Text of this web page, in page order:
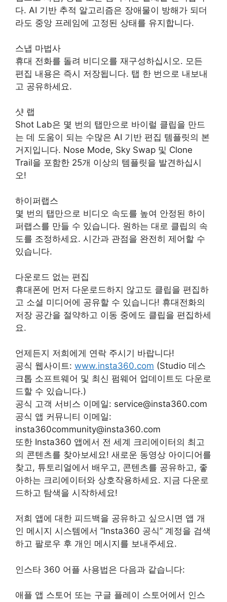
다. AI 기반 추적 알고리즘은 장애물이 방해가 되더
라도 중앙 프레임에 고정된 상태를 유지합니다.
스냅 마법사
휴대 전화를 돌려 비디오를 재구성하십시오. 모든
편집 내용은 즉시 저장됩니다. 탭 한 번으로 내보내
고 공유하세요.
샷 랩
Shot Lab은 몇 번의 탭만으로 바이럴 클립을 만드
는 데 도움이 되는 수많은 AI 기반 편집 템플릿의 본
거지입니다. Nose Mode, Sky Swap 및 Clone
Trail을 포함한 25개 이상의 템플릿을 발견하십시
오!
하이퍼랩스
몇 번의 탭만으로 비디오 속도를 높여 안정된 하이
퍼랩스를 만들 수 있습니다. 원하는 대로 클립의 속
도를 조정하세요. 시간과 관점을 완전히 제어할 수
있습니다.
다운로드 없는 편집
휴대폰에 먼저 다운로드하지 않고도 클립을 편집하
고 소셜 미디어에 공유할 수 있습니다! 휴대전화의
저장 공간을 절약하고 이동 중에도 클립을 편집하세
요.
언제든지 저희에게 연락 주시기 바랍니다!
공식 웹사이트: www.insta360.com (Studio 데스
크톱 소프트웨어 및 최신 펌웨어 업데이트도 다운로
드할 수 있습니다.)
공식 고객 서비스 이메일: service@insta360.com
공식 앱 커뮤니티 이메일:
insta360community@insta360.com
또한 Insta360 앱에서 전 세계 크리에이터의 최고
의 콘텐츠를 찾아보세요! 새로운 동영상 아이디어를
찾고, 튜토리얼에서 배우고, 콘텐츠를 공유하고, 좋
아하는 크리에이터와 상호작용하세요. 지금 다운로
드하고 탐색을 시작하세요!
저희 앱에 대한 피드백을 공유하고 싶으시면 앱 개
인 메시지 시스템에서 “Insta360 공식” 계정을 검색
하고 팔로우 후 개인 메시지를 보내주세요.
인스타 360 어플 사용법은 다음과 같습니다:
애플 앱 스토어 또는 구글 플레이 스토어에서 인스